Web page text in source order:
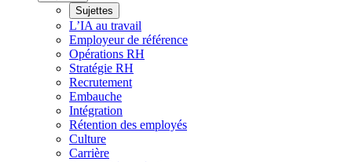
Sujettes
L’IA au travail
Employeur de référence
Opérations RH
Stratégie RH
Recrutement
Embauche
Intégration
Rétention des employés
Culture
Carrière